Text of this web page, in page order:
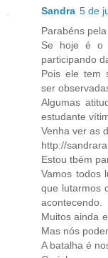
Sandra 5 de
Parabéns
Se hoje é o
participando
Pois ele tem
ser
Algumas
estudante
Venha ver as
http://
Estou tbém
Vamos todos
que lutarmos
acontecendo.
Muitos ainda
Mas nós
A batalha é